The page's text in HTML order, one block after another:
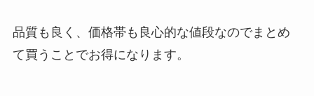
品質も良く、価格帯も良心的な値段なのでまとめ
て買うことでお得になります。